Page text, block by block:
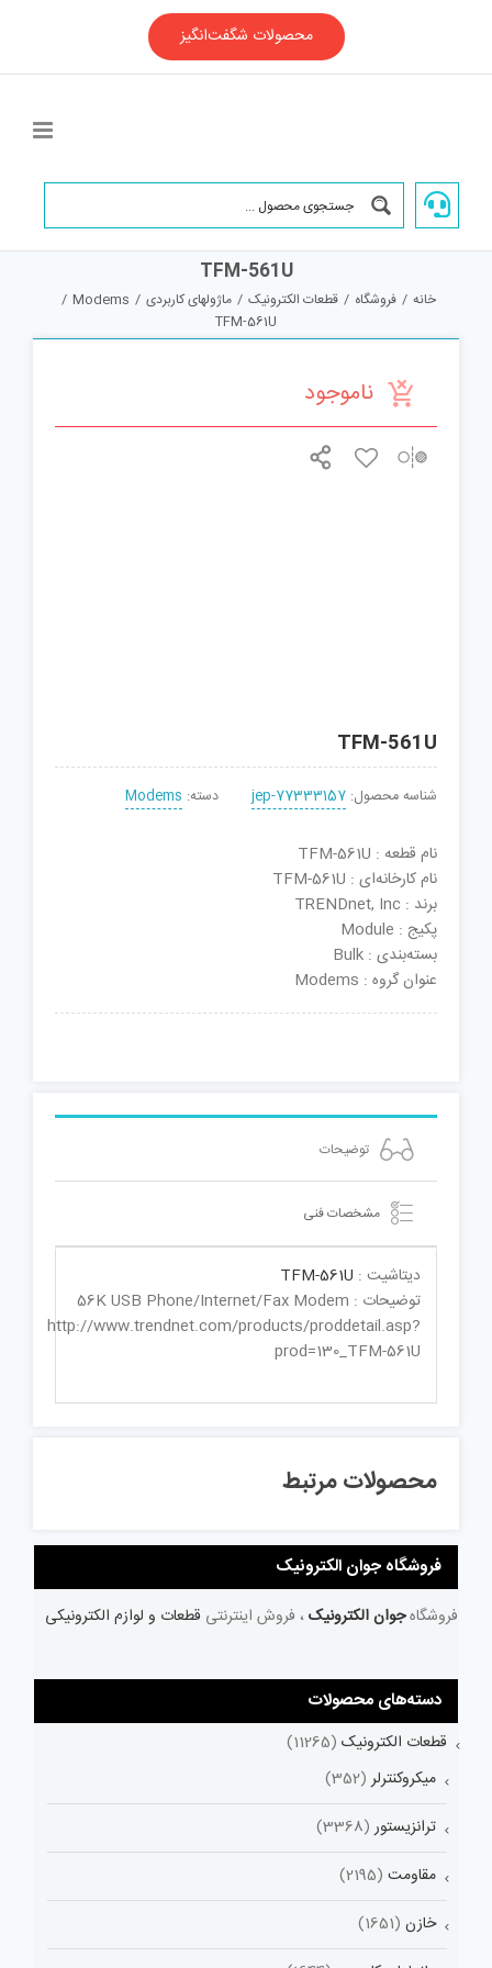
محصولات شگفت‌انگیز
TFM-561U
خانه / فروشگاه / قطعات الکترونیک / ماژولهای کاربردی /
Modems
/
TFM-561U
ناموجود
TFM-561U
شناسه محصول: jep-77333157 دسته: Modems
نام قطعه : TFM-561U
نام کارخانه‌ای : TFM-561U
برند : TRENDnet, Inc
پکیج : Module
بسته‌بندی : Bulk
عنوان گروه : Modems
توضیحات
مشخصات فنی
دیتاشیت : TFM-561U
توضیحات : 56K USB Phone/Internet/Fax Modem
http://www.trendnet.com/products/proddetail.asp?
prod=130_TFM-561U
محصولات مرتبط
فروشگاه جوان الکترونیک
فروشگاهجوان الکترونیک ، فروش اینترنتی قطعات و لوازم الکترونیکی
دسته‌های محصولات
قطعات الکترونیک (11265)
میکروکنترلر (352)
ترانزیستور (3368)
مقاومت (2195)
خازن (1651)